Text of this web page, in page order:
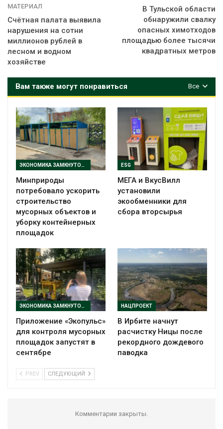
МАТЕРИАЛ
Счётная палата выявила
нарушения на сотни
миллионов рублей в
лесном и водном
хозяйстве
В Тульской области
обнаружили свалку
опасных химотходов
площадью более тысячи
квадратных метров
Все
Вам также могут понравиться
ЭКОНОМИКА ЗАМКНУТОГО ЦИКЛА
Минприроды
потребовало ускорить
строительство
мусорных объектов и
уборку контейнерных
площадок
ESG
МЕГА и ВкусВилл
установили
экообменники для
сбора вторсырья
ЭКОНОМИКА ЗАМКНУТОГО ЦИКЛА
Приложение «Экопульс»
для контроля мусорных
площадок запустят в
сентябре
НАЦПРОЕКТ
В Ирбите начнут
расчистку Ницы после
рекордного дождевого
паводка
PREV СЛЕДУЮЩИЙ
Комментарии закрыты.